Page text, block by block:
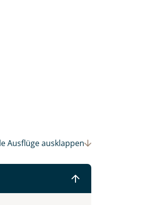
Ausflügeausklappen
die Reise